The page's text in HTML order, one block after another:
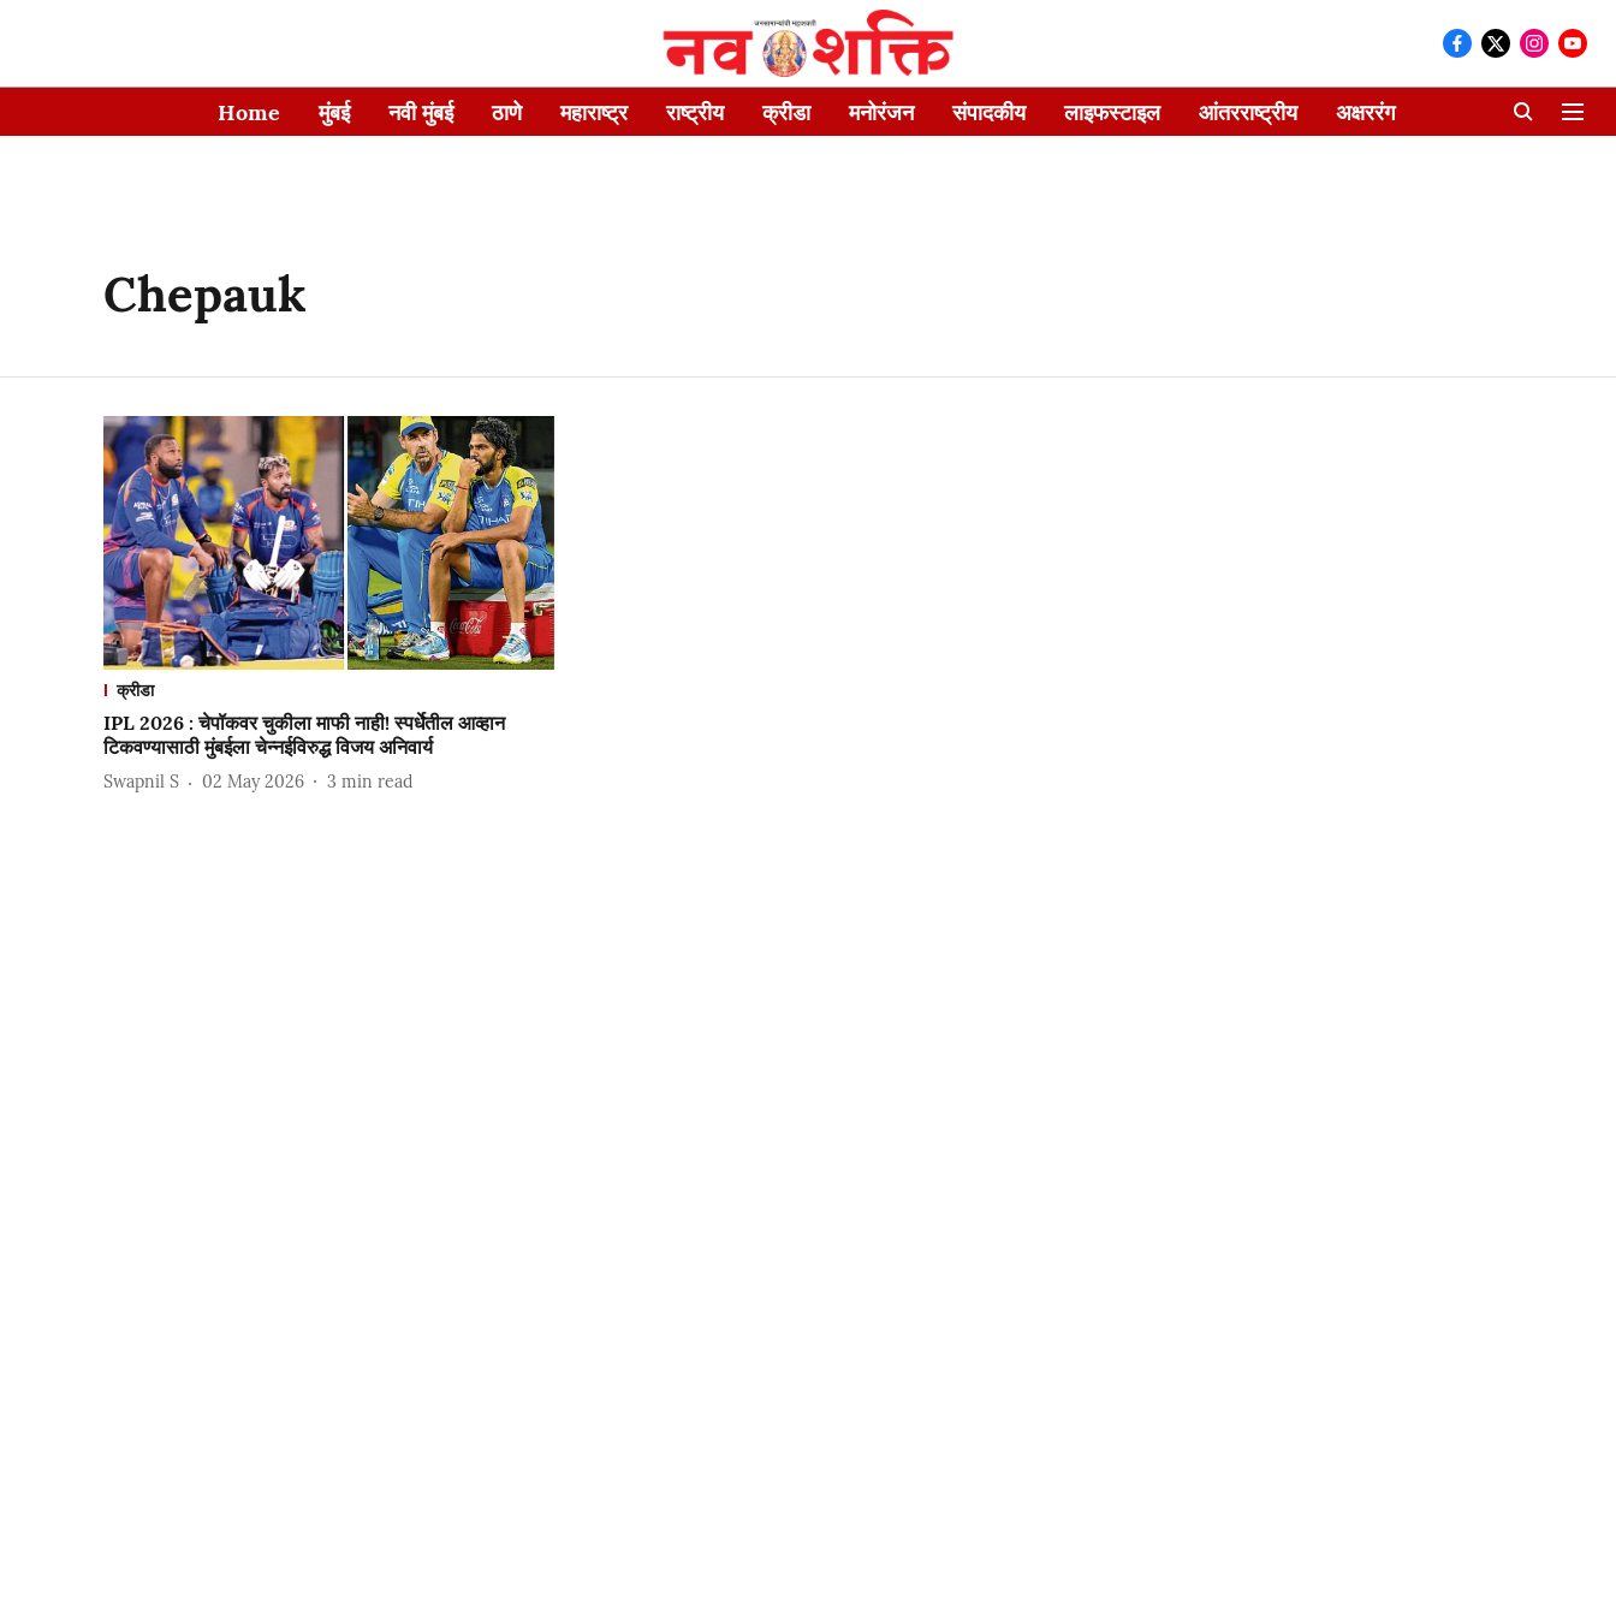
Home मुंबई नवी मुंबई ठाणे महाराष्ट्र राष्ट्रीय क्रीडा मनोरंजन संपादकीय लाइफस्टाइल आंतरराष्ट्रीय अक्षररंग
Chepauk
क्रीडा
IPL 2026 : चेपॉकवर चुकीला माफी नाही! स्पर्धेतील आव्हान
टिकवण्यासाठी मुंबईला चेन्नईविरुद्ध विजय अनिवार्य
Swapnil S 02 May 2026 3 min read